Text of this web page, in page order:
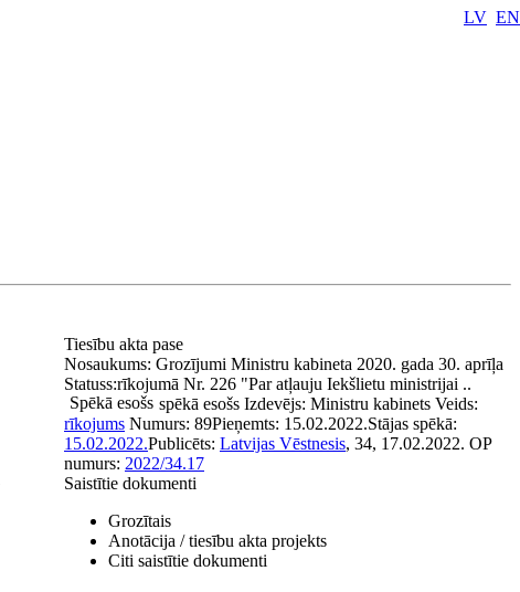
LV EN
Tiesību akta pase
Nosaukums: Grozījumi Ministru kabineta 2020. gada 30. aprīļa
rīkojumā Nr. 226 "Par atļauju Iekšlietu ministrijai ..
Statuss:
Spēkā esošs spēkā esošs Izdevējs: Ministru kabinets Veids:
rīkojums Numurs: 89Pieņemts: 15.02.2022.Stājas spēkā:
15.02.2022.Publicēts: Latvijas Vēstnesis, 34, 17.02.2022. OP
numurs: 2022/34.17
Saistītie dokumenti
Grozītais
Anotācija / tiesību akta projekts
Citi saistītie dokumenti